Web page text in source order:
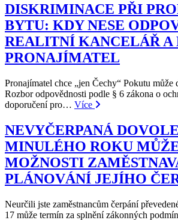
DISKRIMINACE PŘI
BYTU: KDY NESE
REALITNÍ KANCELÁŘ A
PRONAJÍMATEL
Pronajímatel chce „jen Čechy“ Pokutu může
Rozbor odpovědnosti podle § 6 zákona o
doporučení pro… Více
NEVYČERPANÁ
MINULÉHO ROKU
MOŽNOSTI
PLÁNOVÁNÍ JEJÍHO
Neurčili jste zaměstnancům čerpání
17 může termín za splnění zákonných